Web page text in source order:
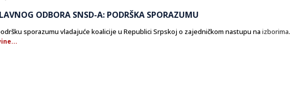
ODBORA SNSD-A: PODRŠKA SPORAZUMU
sporazumu vladajuće koalicije u Republici Srpskoj o zajedničkom nastupu na izborima.